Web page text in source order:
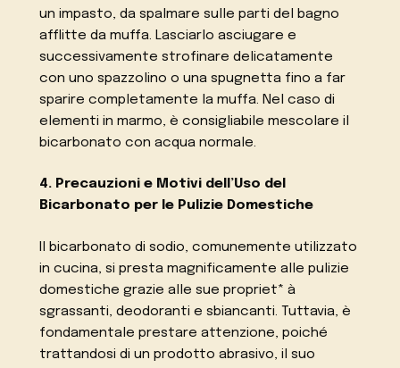
un impasto, da spalmare sulle parti del bagno
afflitte da muffa. Lasciarlo asciugare e
successivamente strofinare delicatamente
con uno spazzolino o una spugnetta fino a far
sparire completamente la muffa. Nel caso di
elementi in marmo, è consigliabile mescolare il
bicarbonato con acqua normale.
4. Precauzioni e Motivi dell’Uso del
Bicarbonato per le Pulizie Domestiche
Il bicarbonato di sodio, comunemente utilizzato
in cucina, si presta magnificamente alle pulizie
domestiche grazie alle sue propriet* à
sgrassanti, deodoranti e sbiancanti. Tuttavia, è
fondamentale prestare attenzione, poiché
trattandosi di un prodotto abrasivo, il suo